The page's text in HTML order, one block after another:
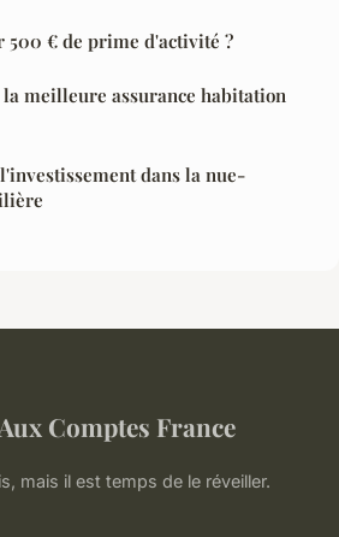
500 € de prime d'activité ?
meilleure assurance habitation
dans la nue-
Comptes France
mais il est temps de le réveiller.